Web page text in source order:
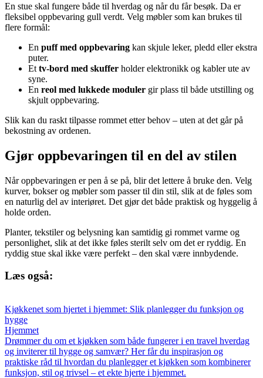
En stue skal fungere både til hverdag og når du får besøk. Da er
fleksibel oppbevaring gull verdt. Velg møbler som kan brukes til
flere formål:
En puff med oppbevaring kan skjule leker, pledd eller ekstra
puter.
Et tv-bord med skuffer holder elektronikk og kabler ute av
syne.
En reol med lukkede moduler gir plass til både utstilling og
skjult oppbevaring.
Slik kan du raskt tilpasse rommet etter behov – uten at det går på
bekostning av ordenen.
Gjør oppbevaringen til en del av stilen
Når oppbevaringen er pen å se på, blir det lettere å bruke den. Velg
kurver, bokser og møbler som passer til din stil, slik at de føles som
en naturlig del av interiøret. Det gjør det både praktisk og hyggelig å
holde orden.
Planter, tekstiler og belysning kan samtidig gi rommet varme og
personlighet, slik at det ikke føles sterilt selv om det er ryddig. En
ryddig stue skal ikke være perfekt – den skal være innbydende.
Læs også:
Kjøkkenet som hjertet i hjemmet: Slik planlegger du funksjon og
hygge
Hjemmet
Drømmer du om et kjøkken som både fungerer i en travel hverdag
og inviterer til hygge og samvær? Her får du inspirasjon og
praktiske råd til hvordan du planlegger et kjøkken som kombinerer
funksjon, stil og trivsel – et ekte hjerte i hjemmet.